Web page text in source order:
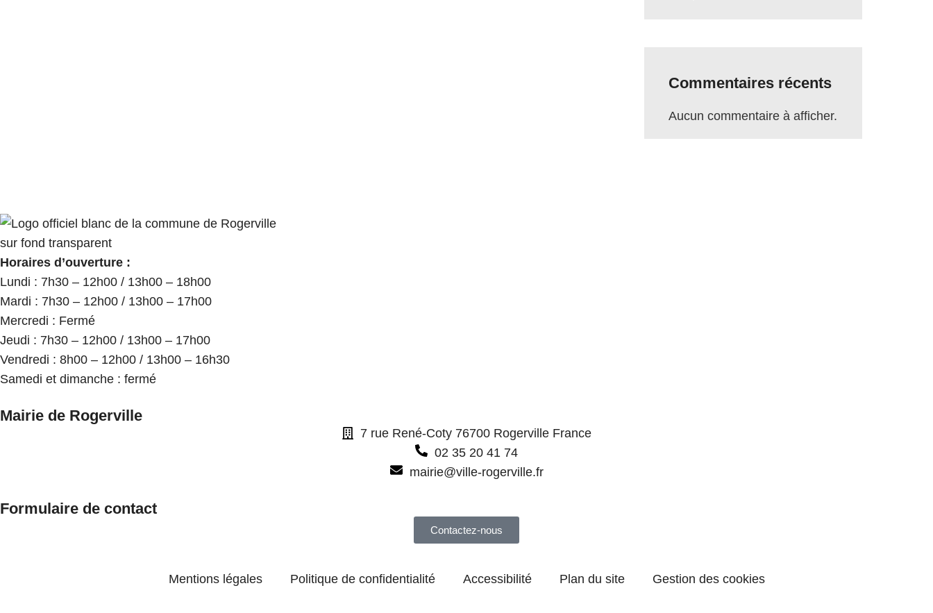
Commentaires récents
Aucun commentaire à afficher.
Horaires d’ouverture :
Lundi : 7h30 – 12h00 / 13h00 – 18h00
Mardi : 7h30 – 12h00 / 13h00 – 17h00
Mercredi : Fermé
Jeudi : 7h30 – 12h00 / 13h00 – 17h00
Vendredi : 8h00 – 12h00 / 13h00 – 16h30
Samedi et dimanche : fermé
Mairie de Rogerville
7 rue René-Coty 76700 Rogerville France
02 35 20 41 74
mairie@ville-rogerville.fr
Formulaire de contact
Contactez-nous
Mentions légales Politique de confidentialité Accessibilité Plan du site Gestion des cookies